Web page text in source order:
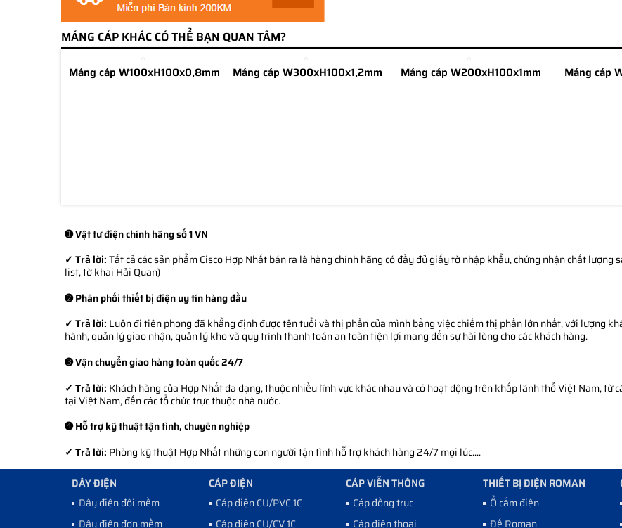
MÁNG CÁP KHÁC CÓ THỂ BẠN QUAN TÂM?
Máng cáp W100xH100x0,8mm Máng cáp W300xH100x1,2mm Máng cáp W200xH100x1mm Máng cáp
➊ Vật tư điện chính hãng số 1 VN
✓ Trả lời:Tất cả các sản phẩm Cisco Hợp Nhất bán ra là hàng chính hãng có đầy đủ giấy tờ nhập khẩu, chứng nhận chất lượng
list, tờ khai Hải Quan)
➋ Phân phối thiết bị điện uy tín hàng đầu
✓ Trả lời: Luôn đi tiên phong đã khẳng định được tên tuổi và thị phần của mình bằng việc chiếm thị phần lớn nhất, với lượng
hành, quản lý giao nhận, quản lý kho và quy trình thanh toán an toàn tiện lợi mang đến sự hài lòng cho các khách hàng.
➌ Vận chuyển giao hàng toàn quốc 24/7
✓ Trả lời: Khách hàng của Hợp Nhất đa dạng, thuộc nhiều lĩnh vực khác nhau và có hoạt động trên khắp lãnh thổ Việt Nam, từ
tại Việt Nam, đến các tổ chức trực thuộc nhà nước.
➍ Hỗ trợ kỹ thuật tận tình, chuyên nghiệp
✓ Trả lời: Phòng kỹ thuật Hợp Nhất những con người tận tình hỗ trợ khách hàng 24/7 mọi lúc....
DÂY ĐIỆN
Dây điện đôi mềm
Dây điện đơn mềm
CÁP ĐIỆN
Cáp điện CU/PVC 1C
Cáp điện CU/CV 1C
CÁP VIỄN THÔNG
Cáp đồng trục
Cáp điện thoại
THIẾT BỊ ĐIỆN ROMAN
Ổ cắm điện
Đế Roman